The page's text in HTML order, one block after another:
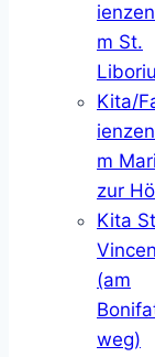
m St.
Kita/
m
zur
Kita
(am
weg)